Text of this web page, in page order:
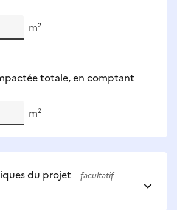
m²
totale, en comptant
m²
du projet – facultatif